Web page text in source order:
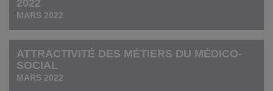
2022
MARS 2022
ATTRACTIVITÉ DES MÉTIERS DU MÉDICO-
SOCIAL
MARS 2022